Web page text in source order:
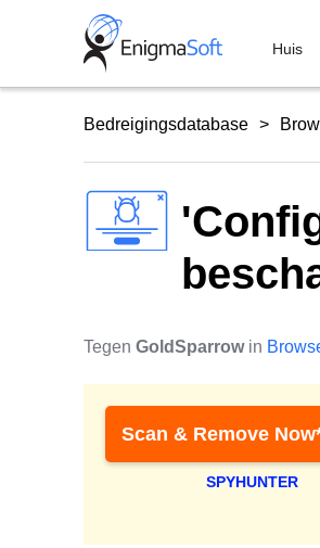
Huis
Bedreigingsdatabase
Tegen GoldSparrowin
Scan & Remove
SPYHUNTER